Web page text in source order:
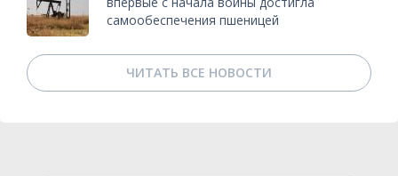
самообеспечения пшеницей
ЧИТАТЬ ВСЕ НОВОСТИ